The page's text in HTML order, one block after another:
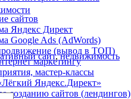
сайтов
Яндекс Директ
Google Ads (AdWords)
(вывод в ТОП)
маркетингу
мастер-классы
Яндекс.Директ»
созданию сайтов (лендингов)
сайт,недвижимость